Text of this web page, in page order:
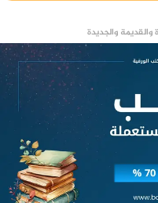
عن
أماني، أن يثنيها عن
نديم لا يستحق
المشاكل.
صعب
والقديمة والجديدة